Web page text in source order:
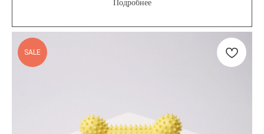
Подробнее
SALE